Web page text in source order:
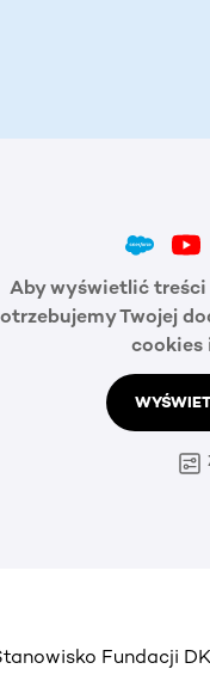
Aby wyświetlić
Twojej
cookies
Fundacji